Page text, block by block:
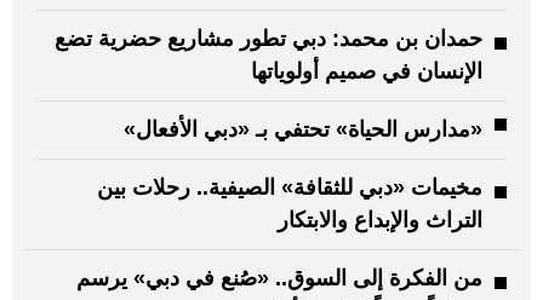
حمدان بن محمد: دبي تطور مشاريع حضرية تضع
الإنسان في صميم أولوياتها
«مدارس الحياة» تحتفي بـ «دبي الأفعال»
مخيمات «دبي للثقافة» الصيفية.. رحلات بين
التراث والإبداع والابتكار
من الفكرة إلى السوق.. «صُنع في دبي» يرسم